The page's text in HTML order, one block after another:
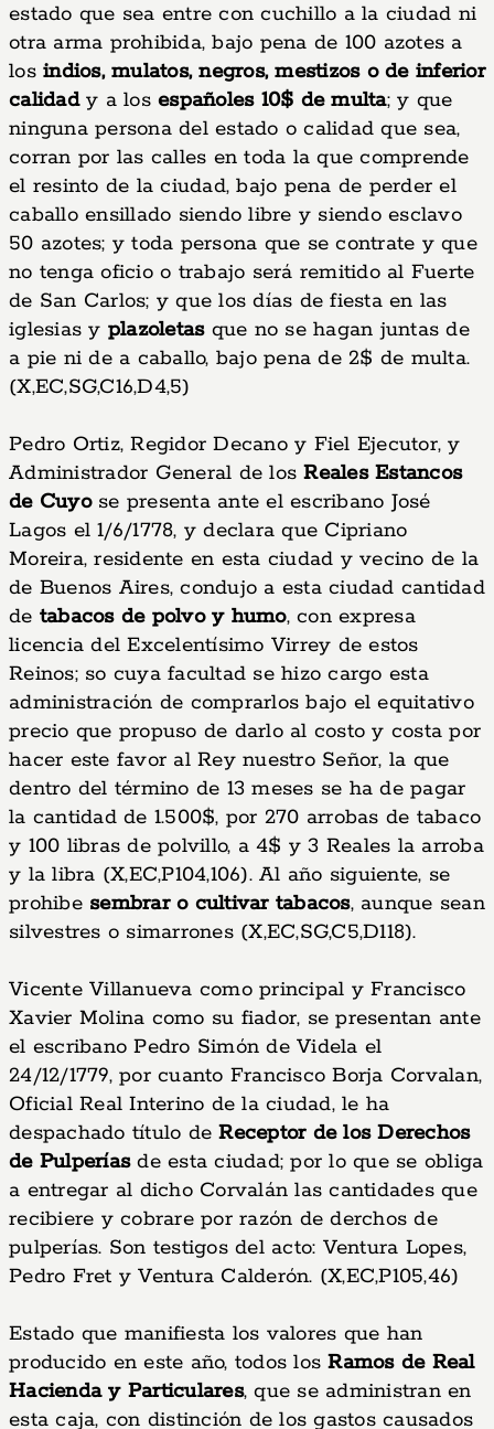
estado que sea entre con cuchillo a la ciudad ni
otra arma prohibida, bajo pena de 100 azotes a
los indios, mulatos, negros, mestizos o de inferior
calidady a los españoles 10$ de multa; y que
ninguna persona del estado o calidad que sea,
corran por las calles en toda la que comprende
el resinto de la ciudad, bajo pena de perder el
caballo ensillado siendo libre y siendo esclavo
50 azotes; y toda persona que se contrate y que
no tenga oficio o trabajo será remitido al Fuerte
de San Carlos; y que los días de fiesta en las
iglesias y plazoletasque no se hagan juntas de
a pie ni de a caballo, bajo pena de 2$ de multa.
(X,EC,SG,C16,D4,5)
Pedro Ortiz, Regidor Decano y Fiel Ejecutor, y
Administrador General de losReales Estancos
de Cuyose presenta ante el escribano José
Lagos el 1/6/1778, y declara que Cipriano
Moreira, residente en esta ciudad y vecino de la
de Buenos Aires, condujo a esta ciudad cantidad
de tabacos de polvo y humo, con expresa
licencia del Excelentísimo Virrey de estos
Reinos; so cuya facultad se hizo cargo esta
administración de comprarlos bajo el equitativo
precio que propuso de darlo al costo y costa por
hacer este favor al Rey nuestro Señor, la que
dentro del término de 13 meses se ha de pagar
la cantidad de 1.500$, por 270 arrobas de tabaco
y 100 libras de polvillo, a 4$ y 3 Reales la arroba
y la libra (X,EC,P104,106). Al año siguiente, se
prohibe sembrar o cultivar tabacos, aunque sean
silvestres o simarrones (X,EC,SG,C5,D118).
Vicente Villanueva como principal y Francisco
Xavier Molina como su fiador, se presentan ante
el escribano Pedro Simón de Videla el
24/12/1779, por cuanto Francisco Borja Corvalan,
Oficial Real Interino de la ciudad, le ha
despachado título deReceptor de los Derechos
de Pulperíasde esta ciudad; por lo que se obliga
a entregar al dicho Corvalán las cantidades que
recibiere y cobrare por razón de derchos de
pulperías. Son testigos del acto: Ventura Lopes,
Pedro Fret y Ventura Calderón. (X,EC,P105,46)
Estado que manifiesta los valores que han
producido en este año, todos losRamos de Real
Hacienda y Particulares, que se administran en
esta caja, con distinción de los gastos causados